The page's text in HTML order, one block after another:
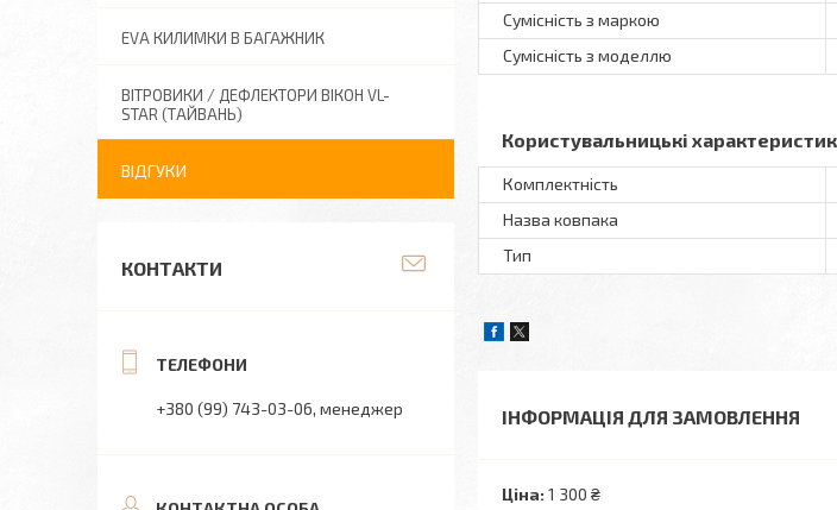
Сумісність з маркою
Сумісність з моделлю
Користувальницькі
Комплектність
Назва ковпака
Тип
ІНФОРМАЦІЯ ДЛЯ ЗАМОВЛЕННЯ
Ціна: 1 300 ₴
EVA КИЛИМКИ В БАГАЖНИК
ВІТРОВИКИ / ДЕФЛЕКТОРИ ВІКОН VL-
STAR (ТАЙВАНЬ)
ВІДГУКИ
КОНТАКТИ
+380 (99) 743-03-06 менеджер